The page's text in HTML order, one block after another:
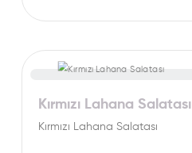
Kırmızı Lahana Salatası
Kırmızı Lahana Salatası